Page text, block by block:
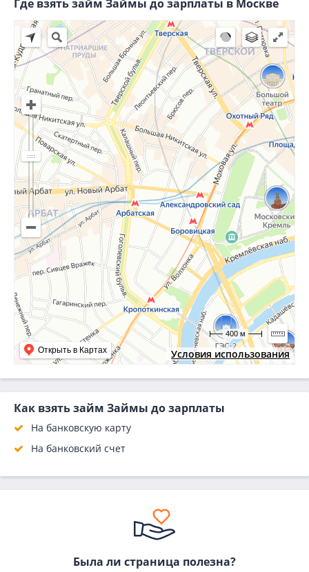
Где взять займ Займы до зарплаты в Москве
Условия использования
Открыть в Картах
400 м
Как взять займ Займы до зарплаты
На банковскую карту
На банковский счет
Была ли страница полезна?